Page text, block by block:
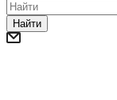
Найти